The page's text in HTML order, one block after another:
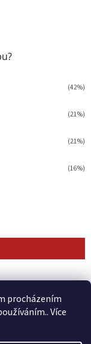
procházením
Více
(42%)
(21%)
(21%)
(16%)